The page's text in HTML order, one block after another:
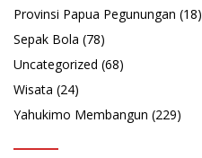
Provinsi Papua Pegunungan (18)
Sepak Bola (78)
Uncategorized (68)
Wisata (24)
Yahukimo Membangun (229)